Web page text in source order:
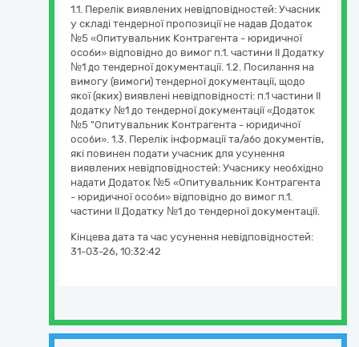
1.1. Перелік виявлених невідповідностей: Учасник
у складі тендерної пропозиції не надав Додаток
№5 «Опитувальник Контрагента - юридичної
особи» відповідно до вимог п.1. частини ІІ Додатку
№1 до тендерної документації. 1.2. Посилання на
вимогу (вимоги) тендерної документації, щодо
якої (яких) виявлені невідповідності: п.1 частини ІІ
додатку №1 до тендерної документації «Додаток
№5 "Опитувальник Контрагента - юридичної
особи». 1.3. Перелік інформації та/або документів,
які повинен подати учасник для усунення
виявлених невідповідностей: Учаснику необхідно
надати Додаток №5 «Опитувальник Контрагента
- юридичної особи» відповідно до вимог п.1.
частини ІІ Додатку №1 до тендерної документації.
Кінцева дата та час усунення невідповідностей:
31-03-26, 10:32:42